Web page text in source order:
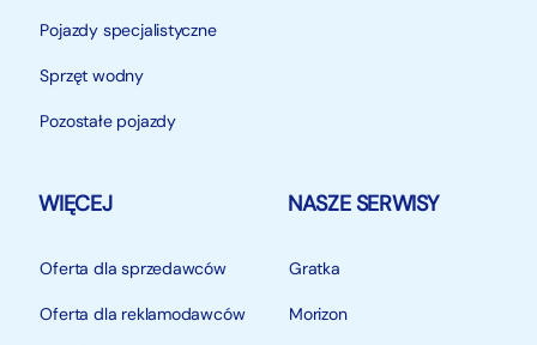
Pojazdy specjalistyczne
Sprzęt wodny
Pozostałe pojazdy
WIĘCEJ
Oferta dla sprzedawców
Oferta dla reklamodawców
NASZE SERWISY
Gratka
Morizon